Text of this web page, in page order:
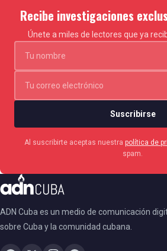
Recibe investigaciones
Únete a miles de lectores que ya
Suscribirse
Al suscribirte aceptas nuestra política de
spam.
ADN Cuba es un medio de comunicación
sobre Cuba y la comunidad cubana.